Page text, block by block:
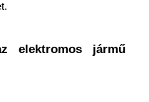
elektromos jármű